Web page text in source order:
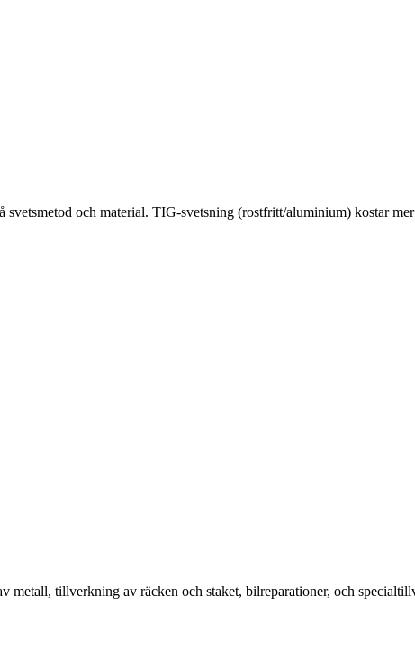
svetsmetod och material. TIG-svetsning (rostfritt/aluminium) kostar
metall, tillverkning av räcken och staket, bilreparationer, och